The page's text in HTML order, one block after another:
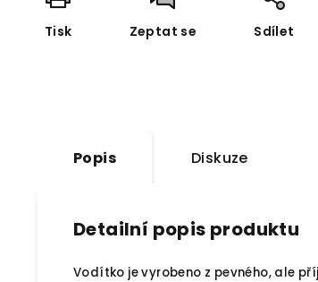
Tisk Zeptat se Sdílet
Popis Diskuze
Detailní popis produktu
Vodítko je vyrobeno z pevného, ale